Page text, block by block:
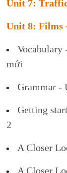
Unit 7:
Unit 8: Films
Vocabulary
mới
Grammar -
Getting
2
A Closer
A Closer